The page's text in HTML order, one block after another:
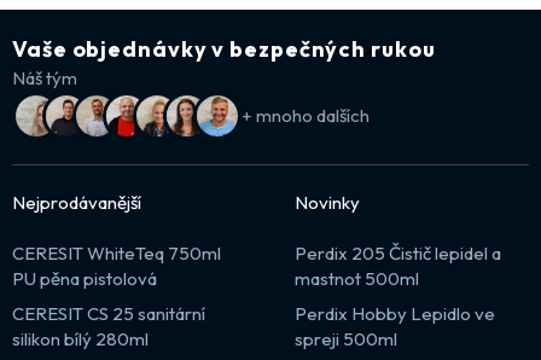
Vaše objednávky v bezpečných rukou
Náš tým
+ mnoho dalších
Nejprodávanější
CERESIT WhiteTeq 750ml
PU pěna pistolová
CERESIT CS 25 sanitární
silikon bílý 280ml
Novinky
Perdix 205 Čistič lepidel a
mastnot 500ml
Perdix Hobby Lepidlo ve
spreji 500ml